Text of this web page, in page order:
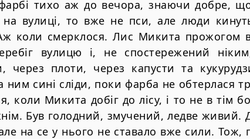
тихо аж до вечора, знаючи добре,
на вулицi, то вже не пси, але люди
коли смерклося. Лис Микита прожогом
вулицю i, не спостережений
через плоти, через капусти та
ним синi слiди, поки фарба не обтерлася
коли Микита добiг до лiсу, i то не в тiм
Був голодний, змучений, ледве живий.
на се у нього не ставало вже сили.